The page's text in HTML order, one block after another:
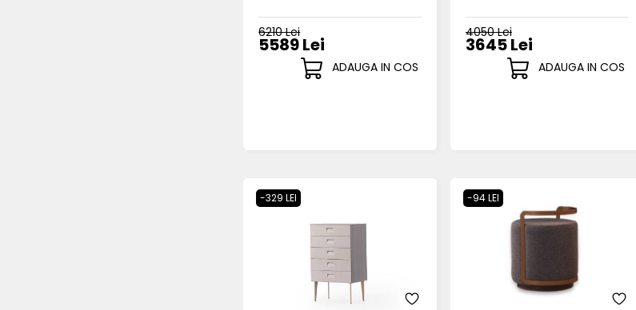
6210 Lei
5589 Lei
ADAUGA IN COS
4050 Lei
3645 Lei
ADAUGA IN COS
-329 LEI -94 LEI